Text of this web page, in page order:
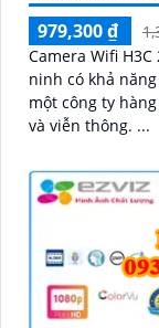
979,300 ₫
Camera Wifi
ninh có khả
một công ty
và viễn thông. ...